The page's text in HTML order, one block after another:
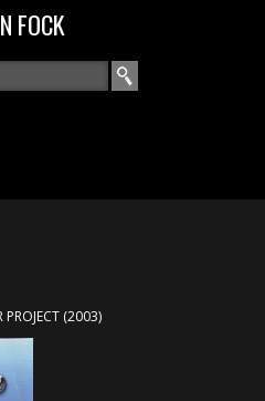
gaan
FOCK
PROJECT (2003)